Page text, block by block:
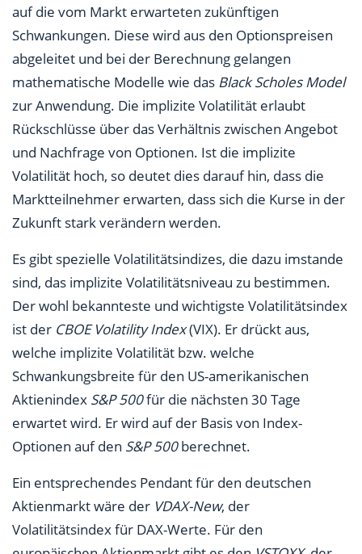
auf die vom Markt erwarteten zukünftigen
Schwankungen. Diese wird aus den Optionspreisen
abgeleitet und bei der Berechnung gelangen
mathematische Modelle wie das Black Scholes Model
zur Anwendung. Die implizite Volatilität erlaubt
Rückschlüsse über das Verhältnis zwischen Angebot
und Nachfrage von Optionen. Ist die implizite
Volatilität hoch, so deutet dies darauf hin, dass die
Marktteilnehmer erwarten, dass sich die Kurse in der
Zukunft stark verändern werden.
Es gibt spezielle Volatilitätsindizes, die dazu imstande
sind, das implizite Volatilitätsniveau zu bestimmen.
Der wohl bekannteste und wichtigste Volatilitätsindex
ist der CBOE Volatility Index(VIX). Er drückt aus,
welche implizite Volatilität bzw. welche
Schwankungsbreite für den US-amerikanischen
Aktienindex S&P 500für die nächsten 30 Tage
erwartet wird. Er wird auf der Basis von Index-
Optionen auf den S&P 500berechnet.
Ein entsprechendes Pendant für den deutschen
Aktienmarkt wäre der VDAX-New, der
Volatilitätsindex für DAX-Werte. Für den